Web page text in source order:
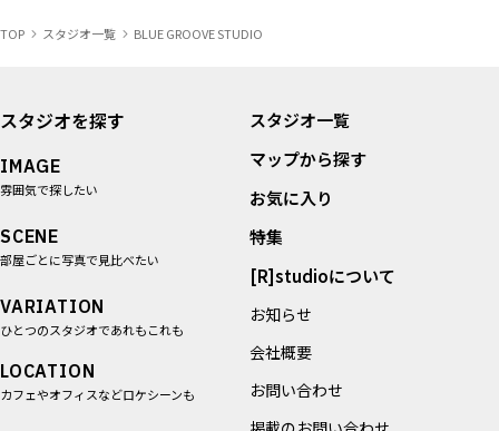
場合、撮影を中止していただくこともございますのでご注意
す。
◇撮影使用上発生した火災・盗難・建物および備品の破損や
汚損、機材の破損や汚損、スペース内で発生した人身事故な
どに関しては、如何なる原因とせよ撮影使用者側の責任とし
当社および建物所有者は一切の責任を負えませんのでご了承
ください。
◇建物および備品の破損や汚損があった場合は補修費を負担
していただきます。
◇撮影当日、注意事項に反する場合には撮影を中止させてい
ただく場合がございますので、予めご了承ください。
TOP スタジオ一覧 BLUE GROOVE STUDIO
スタジオを探す
IMAGE
雰囲気で探したい
SCENE
部屋ごとに写真で見比べたい
VARIATION
ひとつのスタジオであれもこれも
LOCATION
カフェやオフィスなどロケシーンも
スタジオ一覧
マップから探す
お気に入り
特集
[R]studioについて
お知らせ
会社概要
お問い合わせ